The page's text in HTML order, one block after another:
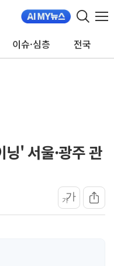
이슈·심층 전국
' 서울·광주 관
가가